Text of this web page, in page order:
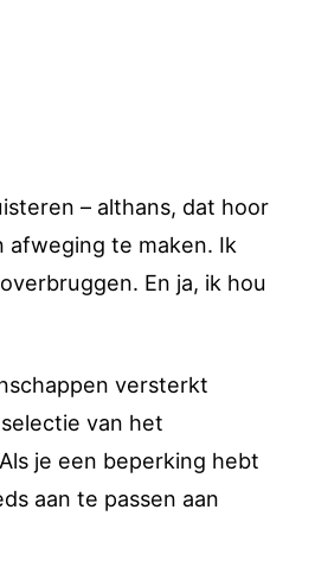
– althans, dat hoor
afweging te maken. Ik
En ja, ik hou
versterkt
van het
je een beperking hebt
aan te passen aan